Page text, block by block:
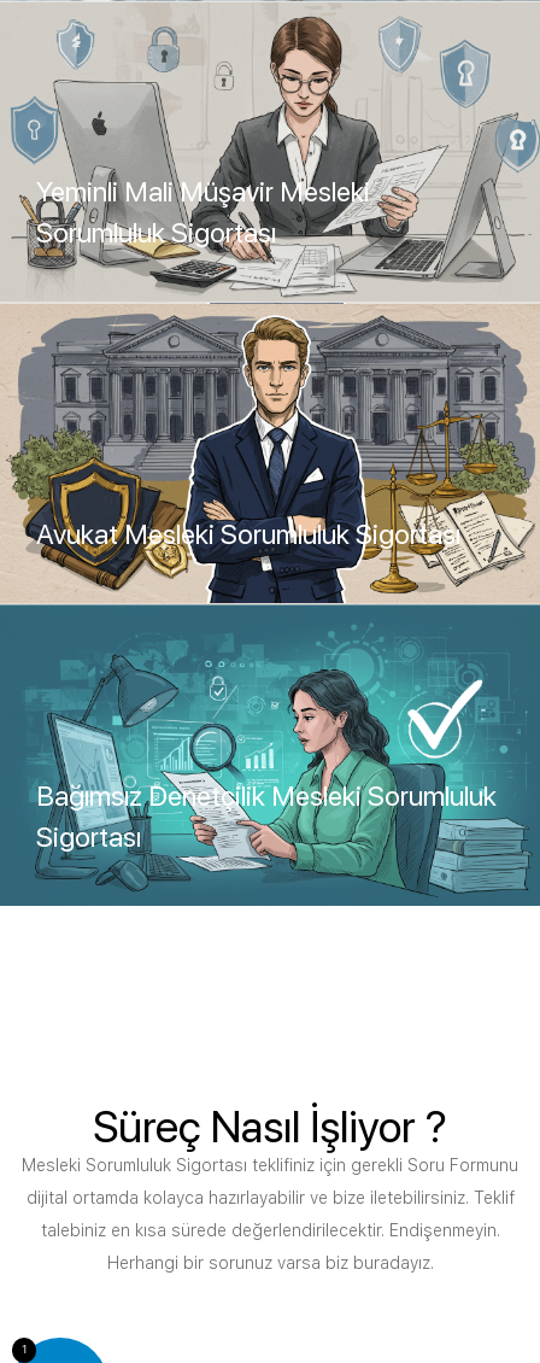
Yeminli Mali Müşavir Mesleki
Sorumluluk Sigortası
Teklif Al
Avukat Mesleki Sorumluluk Sigortası
Bağımsız Denetçilik Mesleki Sorumluluk
Sigortası
Süreç Nasıl İşliyor ?
Mesleki Sorumluluk Sigortası teklifiniz için gerekli Soru Formunu
dijital ortamda kolayca hazırlayabilir ve bize iletebilirsiniz. Teklif
talebiniz en kısa sürede değerlendirilecektir. Endişenmeyin.
Herhangi bir sorunuz varsa biz buradayız.
1